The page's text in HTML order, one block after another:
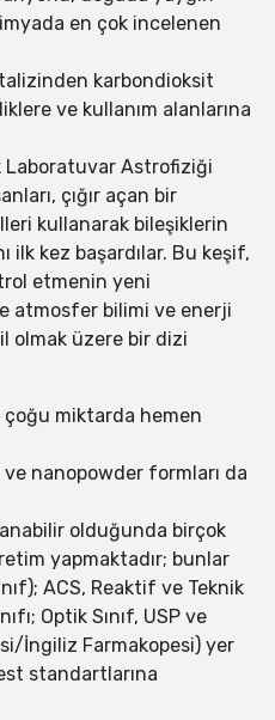
en çok incelenen
karbondioksit
ve kullanım alanlarına
Laboratuvar Astrofiziği
çığır açan bir
kullanarak bileşiklerin
ilk kez başardılar. Bu keşif,
etmenin yeni
atmosfer bilimi ve enerji
olmak üzere bir dizi
miktarda hemen
ve nanopowder formları da
olduğunda birçok
yapmaktadır; bunlar
ACS, Reaktif ve Teknik
Optik Sınıf, USP ve
İngiliz Farmakopesi) yer
standartlarına